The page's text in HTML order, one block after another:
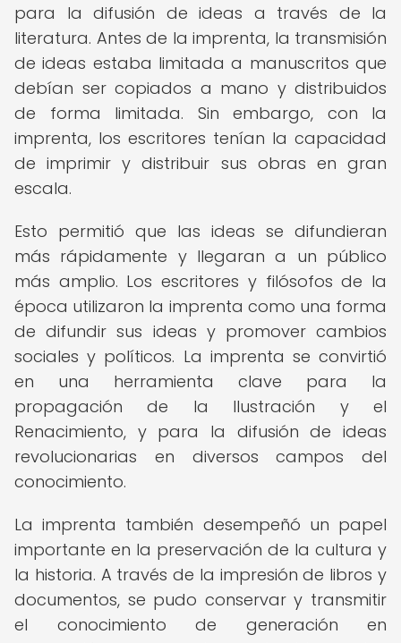
para la difusión de ideas a través de la
literatura. Antes de la imprenta, la transmisión
de ideas estaba limitada a manuscritos que
debían ser copiados a mano y distribuidos
de forma limitada. Sin embargo, con la
imprenta, los escritores tenían la capacidad
de imprimir y distribuir sus obras en gran
escala.
Esto permitió que las ideas se difundieran
más rápidamente y llegaran a un público
más amplio. Los escritores y filósofos de la
época utilizaron la imprenta como una forma
de difundir sus ideas y promover cambios
sociales y políticos. La imprenta se convirtió
en una herramienta clave para la
propagación de la Ilustración y el
Renacimiento, y para la difusión de ideas
revolucionarias en diversos campos del
conocimiento.
La imprenta también desempeñó un papel
importante en la preservación de la cultura y
la historia. A través de la impresión de libros y
documentos, se pudo conservar y transmitir
el conocimiento de generación en